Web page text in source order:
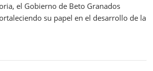
el Gobierno de Beto Granados
su papel en el desarrollo de la